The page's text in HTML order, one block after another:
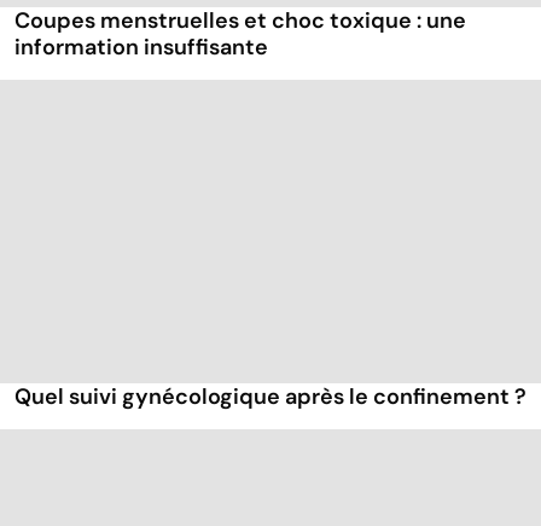
Coupes menstruelles et choc toxique : une
information insuffisante
Quel suivi gynécologique après le confinement ?